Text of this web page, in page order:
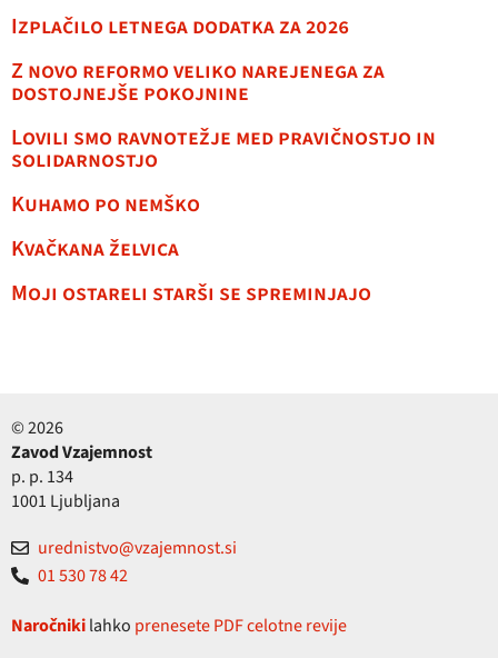
Izplačilo letnega dodatka za 2026
Z novo reformo veliko narejenega za
dostojnejše pokojnine
Lovili smo ravnotežje med pravičnostjo in
solidarnostjo
Kuhamo po nemško
Kvačkana želvica
Moji ostareli starši se spreminjajo
© 2026
Zavod Vzajemnost
p. p. 134
1001 Ljubljana
urednistvo@vzajemnost.si
01 530 78 42
Naročnikilahko prenesete PDF celotne revije